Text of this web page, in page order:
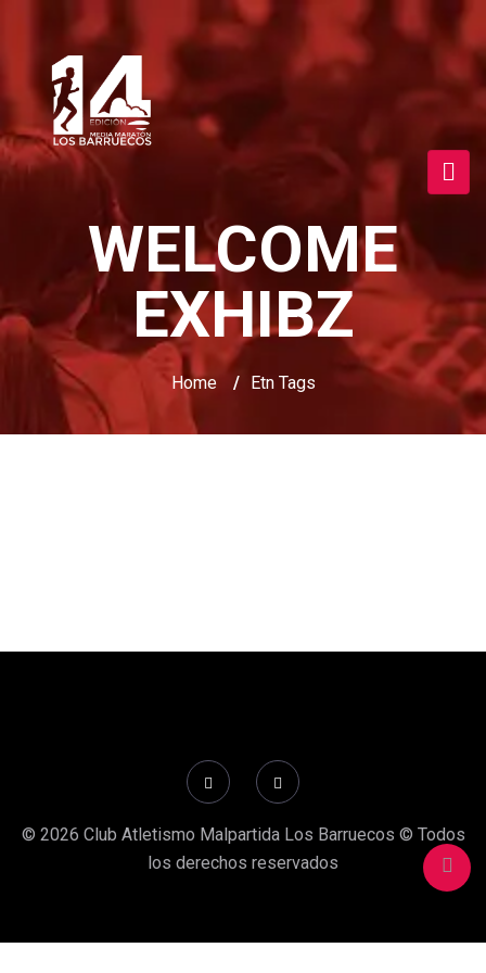
WELCOME
EXHIBZ
Home / Etn Tags
© 2026 Club Atletismo Malpartida Los Barruecos © Todos
los derechos reservados